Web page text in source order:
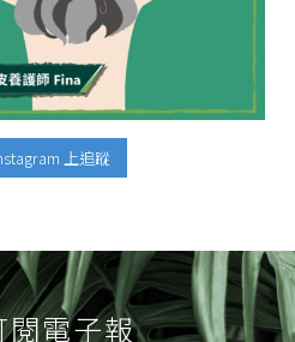
上追蹤
閱電子報